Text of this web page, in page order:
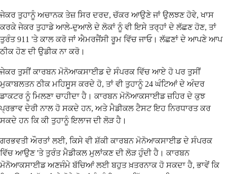
ਜੇਕਰ ਤੁਹਾਨੂੰ ਅਚਾਨਕ ਤੇਜ਼ ਸਿਰ ਦਰਦ, ਚੱਕਰ ਆਉਣੇ ਜਾਂ ਉਲਝਣ ਹੋਵੇ, ਖਾਸ
ਕਰਕੇ ਜੇਕਰ ਤੁਹਾਡੇ ਆਲੇ-ਦੁਆਲੇ ਦੇ ਲੋਕਾਂ ਨੂੰ ਵੀ ਇਸੇ ਤਰ੍ਹਾਂ ਦੇ ਲੱਛਣ ਹੋਣ, ਤਾਂ
ਤੁਰੰਤ 911 'ਤੇ ਕਾਲ ਕਰੋ ਜਾਂ ਐਮਰਜੈਂਸੀ ਰੂਮ ਵਿੱਚ ਜਾਓ। ਲੱਛਣਾਂ ਦੇ ਆਪਣੇ ਆਪ
ਠੀਕ ਹੋਣ ਦੀ ਉਡੀਕ ਨਾ ਕਰੋ।
ਜੇਕਰ ਤੁਸੀਂ ਕਾਰਬਨ ਮੋਨੋਆਕਸਾਈਡ ਦੇ ਸੰਪਰਕ ਵਿੱਚ ਆਏ ਹੋ ਪਰ ਤੁਸੀਂ
ਮੁਕਾਬਲਤਨ ਠੀਕ ਮਹਿਸੂਸ ਕਰਦੇ ਹੋ, ਤਾਂ ਵੀ ਤੁਹਾਨੂੰ 24 ਘੰਟਿਆਂ ਦੇ ਅੰਦਰ
ਡਾਕਟਰ ਨੂੰ ਮਿਲਣਾ ਚਾਹੀਦਾ ਹੈ। ਕਾਰਬਨ ਮੋਨੋਆਕਸਾਈਡ ਜ਼ਹਿਰ ਦੇ ਕੁਝ
ਪ੍ਰਭਾਵ ਦੇਰੀ ਨਾਲ ਹੋ ਸਕਦੇ ਹਨ, ਅਤੇ ਮੈਡੀਕਲ ਟੈਸਟ ਇਹ ਨਿਰਧਾਰਤ ਕਰ
ਸਕਦੇ ਹਨ ਕਿ ਕੀ ਤੁਹਾਨੂੰ ਇਲਾਜ ਦੀ ਲੋੜ ਹੈ।
ਗਰਭਵਤੀ ਔਰਤਾਂ ਲਈ, ਕਿਸੇ ਵੀ ਸ਼ੱਕੀ ਕਾਰਬਨ ਮੋਨੋਆਕਸਾਈਡ ਦੇ ਸੰਪਰਕ
ਵਿੱਚ ਆਉਣ 'ਤੇ ਤੁਰੰਤ ਮੈਡੀਕਲ ਮੁਲਾਂਕਣ ਦੀ ਲੋੜ ਹੁੰਦੀ ਹੈ। ਕਾਰਬਨ
ਮੋਨੋਆਕਸਾਈਡ ਅਣਜੰਮੇ ਬੱਚਿਆਂ ਲਈ ਬਹੁਤ ਖ਼ਤਰਨਾਕ ਹੋ ਸਕਦਾ ਹੈ, ਭਾਵੇਂ ਕਿ